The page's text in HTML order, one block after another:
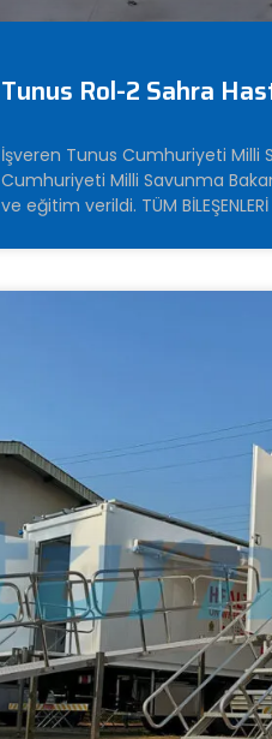
Tunus Rol-2 Sahra
İşveren Tunus Cumhuriyeti Milli
Cumhuriyeti Milli Savunma
ve eğitim verildi. TÜM BİLEŞENLERİ